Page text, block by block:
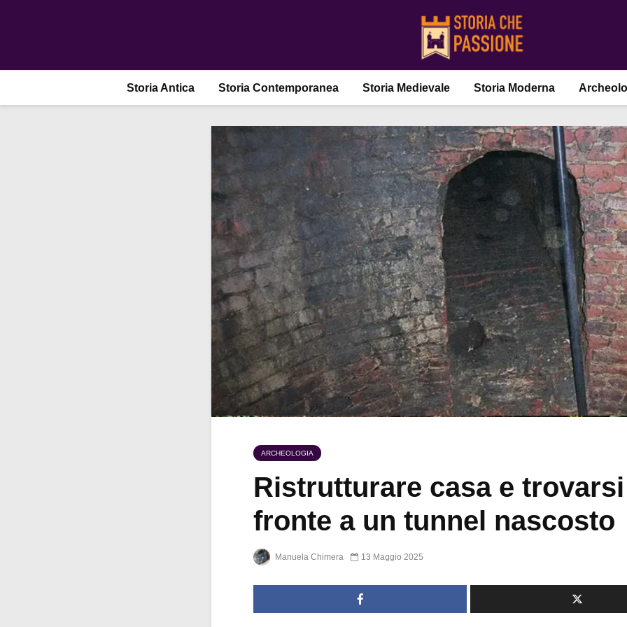
Storia Antica Storia Contemporanea Storia Medievale Storia Moderna
ARCHEOLOGIA
Ristrutturare casa e
fronte a un tunnel nascosto
Manuela Chimera 13 Maggio 2025